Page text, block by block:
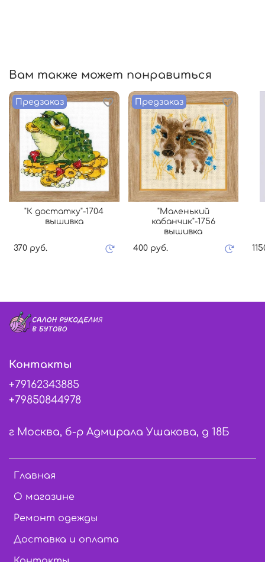
Вам также может понравиться
Предзаказ
"К достатку"-1704
вышивка
370 руб.
Предзаказ
"Маленький
кабанчик"-1756
вышивка
400 руб.
Главная
О магазине
Ремонт одежды
Доставка и оплата
Контакты
+79162343885
+79850844978
г Москва, б-р Адмирала Ушакова, д 18Б